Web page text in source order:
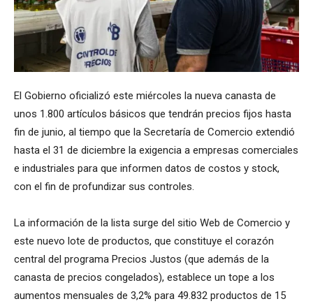
El Gobierno oficializó este miércoles la nueva canasta de
unos 1.800 artículos básicos que tendrán precios fijos hasta
fin de junio, al tiempo que la Secretaría de Comercio extendió
hasta el 31 de diciembre la exigencia a empresas comerciales
e industriales para que informen datos de costos y stock,
con el fin de profundizar sus controles.
La información de la lista surge del sitio Web de Comercio y
este nuevo lote de productos, que constituye el corazón
central del programa Precios Justos (que además de la
canasta de precios congelados), establece un tope a los
aumentos mensuales de 3,2% para 49.832 productos de 15